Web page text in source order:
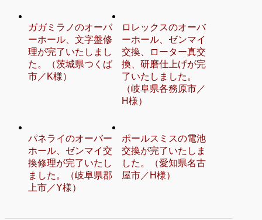
ガガミラノのオーバ
ーホール、文字盤修
理が完了いたしまし
た。（茨城県つくば
市／K様）
ロレックスのオーバ
ーホール、ゼンマイ
交換、ローター真交
換、研磨仕上げが完
了いたしました。
（岐阜県各務原市／
H様）
パネライのオーバー
ホール、ゼンマイ交
換修理が完了いたし
ました。（岐阜県郡
上市／Y様）
ポールスミスの電池
交換が完了いたしま
した。（愛知県名古
屋市／H様）